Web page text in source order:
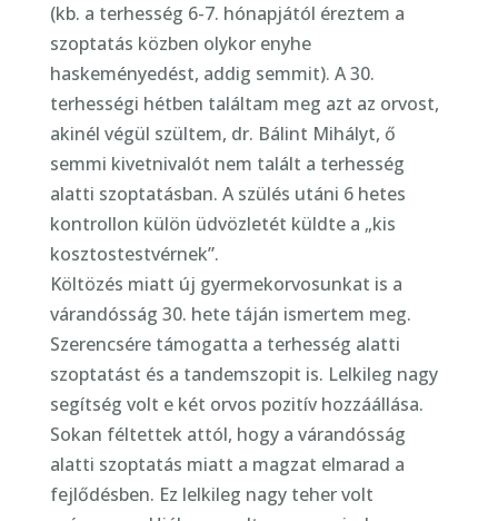
(kb. a terhesség 6-7. hónapjától éreztem a
szoptatás közben olykor enyhe
haskeményedést, addig semmit). A 30.
terhességi hétben találtam meg azt az orvost,
akinél végül szültem, dr. Bálint Mihályt, ő
semmi kivetnivalót nem talált a terhesség
alatti szoptatásban. A szülés utáni 6 hetes
kontrollon külön üdvözletét küldte a „kis
kosztostestvérnek”.
Költözés miatt új gyermekorvosunkat is a
várandósság 30. hete táján ismertem meg.
Szerencsére támogatta a terhesség alatti
szoptatást és a tandemszopit is. Lelkileg nagy
segítség volt e két orvos pozitív hozzáállása.
Sokan féltettek attól, hogy a várandósság
alatti szoptatás miatt a magzat elmarad a
fejlődésben. Ez lelkileg nagy teher volt